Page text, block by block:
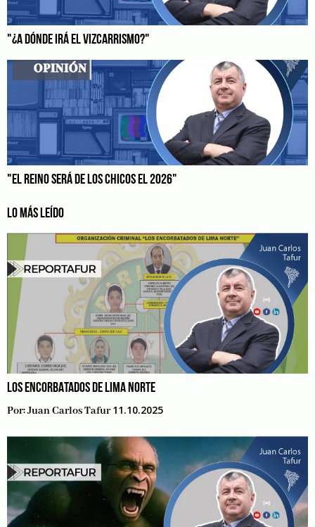
"¿A DÓNDE IRÁ EL VIZCARRISMO?"
"EL REINO SERÁ DE LOS CHICOS EL 2026"
LO MÁS LEÍDO
LOS ENCORBATADOS DE LIMA NORTE
Por:Juan Carlos Tafur 11.10.2025